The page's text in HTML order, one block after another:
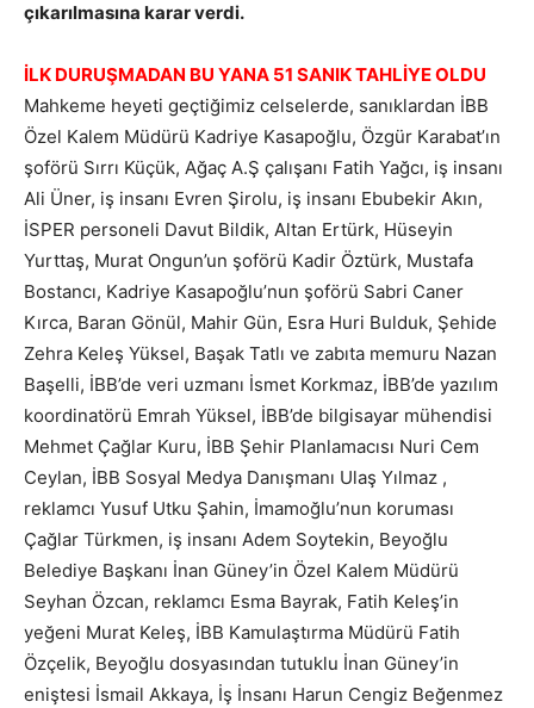
çıkarılmasına karar verdi.
İLK DURUŞMADAN BU YANA 51 SANIK TAHLİYE OLDU
Mahkeme heyeti geçtiğimiz celselerde, sanıklardan İBB
Özel Kalem Müdürü Kadriye Kasapoğlu, Özgür Karabat’ın
şoförü Sırrı Küçük, Ağaç A.Ş çalışanı Fatih Yağcı, iş insanı
Ali Üner, iş insanı Evren Şirolu, iş insanı Ebubekir Akın,
İSPER personeli Davut Bildik, Altan Ertürk, Hüseyin
Yurttaş, Murat Ongun’un şoförü Kadir Öztürk, Mustafa
Bostancı, Kadriye Kasapoğlu’nun şoförü Sabri Caner
Kırca, Baran Gönül, Mahir Gün, Esra Huri Bulduk, Şehide
Zehra Keleş Yüksel, Başak Tatlı ve zabıta memuru Nazan
Başelli, İBB’de veri uzmanı İsmet Korkmaz, İBB’de yazılım
koordinatörü Emrah Yüksel, İBB’de bilgisayar mühendisi
Mehmet Çağlar Kuru, İBB Şehir Planlamacısı Nuri Cem
Ceylan, İBB Sosyal Medya Danışmanı Ulaş Yılmaz ,
reklamcı Yusuf Utku Şahin, İmamoğlu’nun koruması
Çağlar Türkmen, iş insanı Adem Soytekin, Beyoğlu
Belediye Başkanı İnan Güney’in Özel Kalem Müdürü
Seyhan Özcan, reklamcı Esma Bayrak, Fatih Keleş’in
yeğeni Murat Keleş, İBB Kamulaştırma Müdürü Fatih
Özçelik, Beyoğlu dosyasından tutuklu İnan Güney’in
eniştesi İsmail Akkaya, İş İnsanı Harun Cengiz Beğenmez